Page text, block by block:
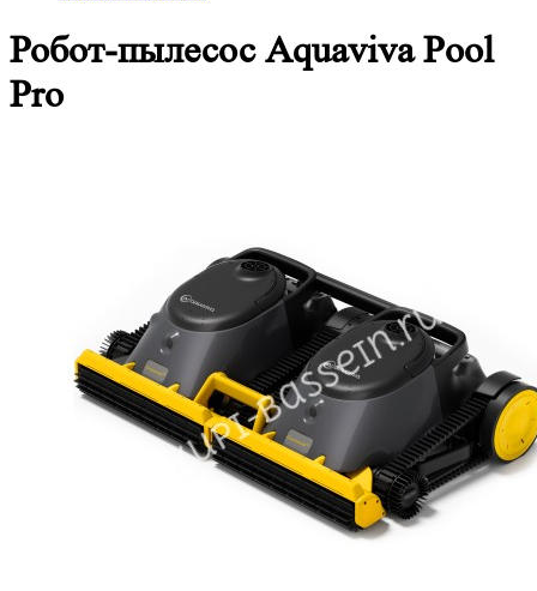
Робот-пылесос Aquaviva Pool
Pro